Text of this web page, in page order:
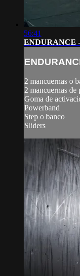
56:41
ENDURANCE
2 mancuernas o
2 mancuernas de
Goma de
Powerband
Step o banco
Sliders